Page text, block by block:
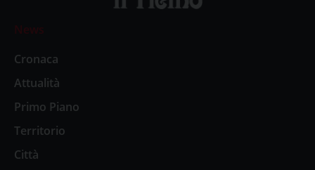
News
Cronaca
Attualità
Primo Piano
Territorio
Città